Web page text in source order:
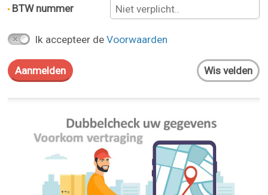
BTW nummer
Ik accepteer deVoorwaarden